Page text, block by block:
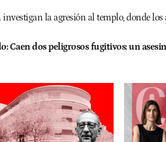
investigan la agresión al templo, donde
Caen dos peligrosos fugitivos: un